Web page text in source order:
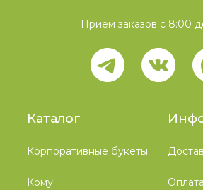
Каталог
Корпоративные букеты
Кому Оплата
Прием заказов с 8:00